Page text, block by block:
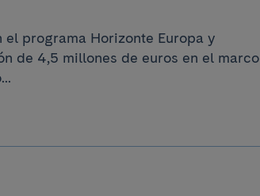
el programa Horizonte Europa y
de 4,5 millones de euros en el marco